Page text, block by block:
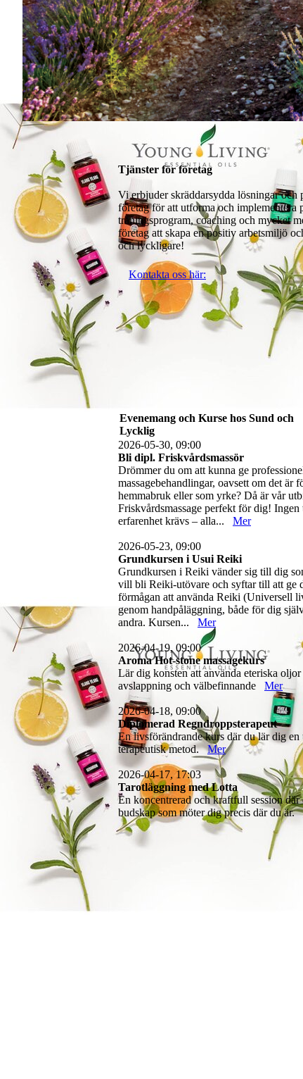
Tjänster för företag
Vi erbjuder skräddarsydda lösningar
företag för att utforma och implementera
träningsprogram, coaching och mycket
företag att skapa en positiv arbetsmiljö
och lyckligare!
Kontakta oss här:
Evenemang och Kurse hos Sund och
Lycklig
2026-05-30, 09:00
Bli dipl. Friskvårdsmassör
Drömmer du om att kunna ge
massagebehandlingar, oavsett om det är
hemmabruk eller som yrke? Då är vår
Friskvårdsmassage perfekt för dig! Ingen
erfarenhet krävs – alla... Mer
2026-05-23, 09:00
Grundkursen i Usui Reiki
Grundkursen i Reiki vänder sig till dig
vill bli Reiki-utövare och syftar till att ge
förmågan att använda Reiki (Universell
genom handpåläggning, både för dig
andra. Kursen... Mer
2026-04-19, 09:00
Aroma Hot-stone massagekurs
Lär dig konsten att använda eteriska
avslappning och välbefinnande Mer
2026-04-18, 09:00
Diplomerad Regndroppsterapeut
En livsförändrande kurs där du lär dig en
terapeutisk metod.Mer
2026-04-17, 17:03
Tarotläggning med Lotta
En koncentrerad och kraftfull session där
budskap som möter dig precis där du är.